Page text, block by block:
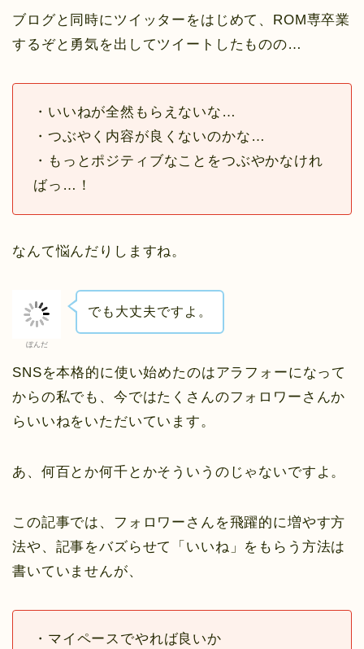
ブログと同時にツイッターをはじめて、ROM専卒業
するぞと勇気を出してツイートしたものの…
・いいねが全然もらえないな…
・つぶやく内容が良くないのかな…
・もっとポジティブなことをつぶやかなけれ
ばっ…！
なんて悩んだりしますね。
ぼんだ
でも大丈夫ですよ。
SNSを本格的に使い始めたのはアラフォーになって
からの私でも、今ではたくさんのフォロワーさんか
らいいねをいただいています。
あ、何百とか何千とかそういうのじゃないですよ。
この記事では、フォロワーさんを飛躍的に増やす方
法や、記事をバズらせて「いいね」をもらう方法は
書いていませんが、
・マイペースでやれば良いか